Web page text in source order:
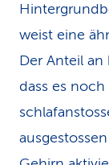
weist eine
Der Anteil an
dass es